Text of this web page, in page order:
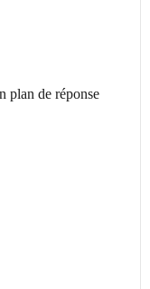
plan de réponse